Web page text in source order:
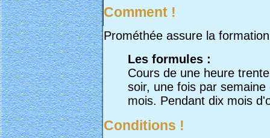
Comment !
Prométhée assure la
Les formules :
Cours de une heure
soir, une fois par
mois. Pendant dix mois
Conditions !